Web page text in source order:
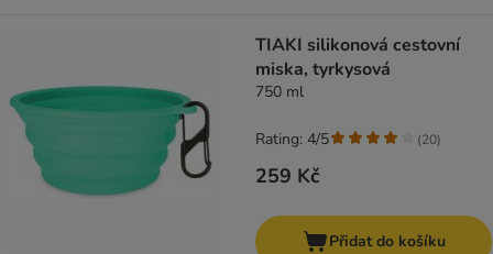
TIAKI silikonová cestovní
miska, tyrkysová
750 ml
259 Kč
Rating: 4/5 (20)
Přidat do košíku